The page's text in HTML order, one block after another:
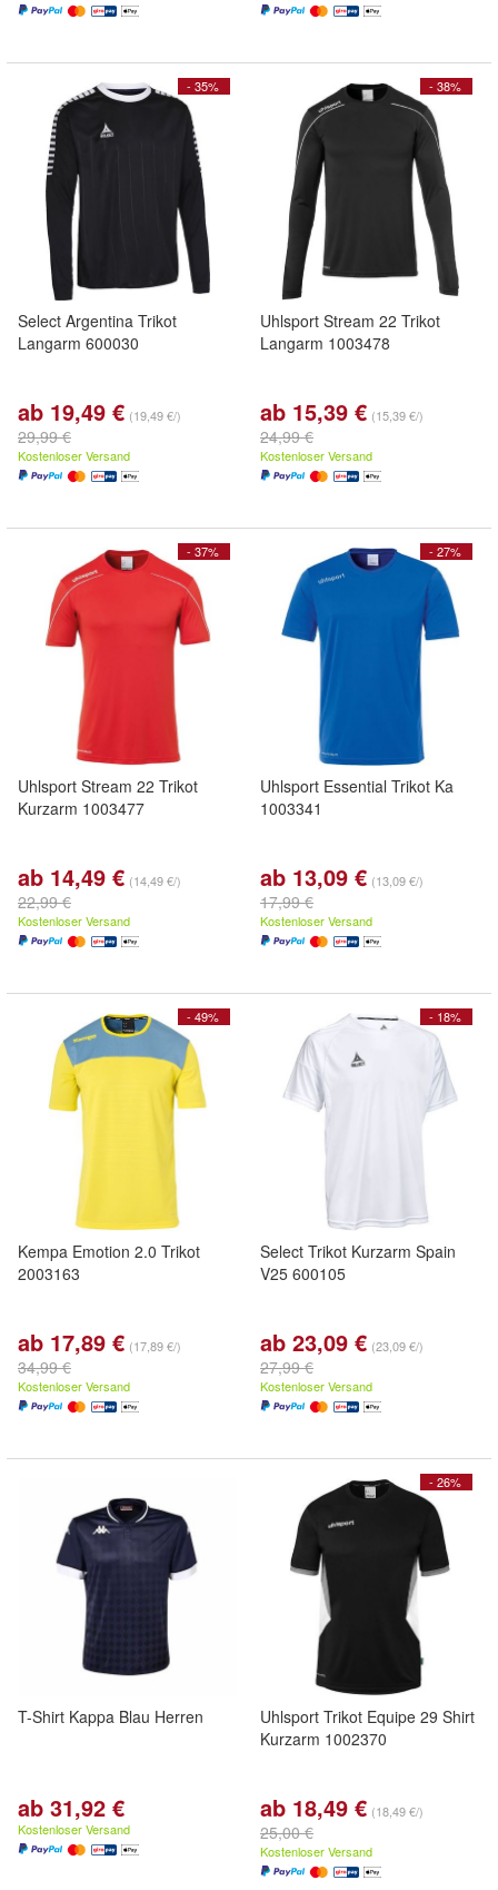
- 35%
Select Argentina Trikot
Langarm 600030
ab 19,49 € (19,49 €/)
29,99 €
Kostenloser Versand
- 38%
Uhlsport Stream 22 Trikot
Langarm 1003478
ab 15,39 € (15,39 €/)
24,99 €
Kostenloser Versand
- 37%
Uhlsport Stream 22 Trikot
Kurzarm 1003477
ab 14,49 € (14,49 €/)
22,99 €
Kostenloser Versand
- 27%
Uhlsport Essential Trikot Ka
1003341
ab 13,09 € (13,09 €/)
17,99 €
Kostenloser Versand
- 49%
Kempa Emotion 2.0 Trikot
2003163
ab 17,89 € (17,89 €/)
34,99 €
Kostenloser Versand
- 18%
Select Trikot Kurzarm Spain
V25 600105
ab 23,09 € (23,09 €/)
27,99 €
Kostenloser Versand
T-Shirt Kappa Blau Herren
ab 31,92 €
Kostenloser Versand
- 26%
Uhlsport Trikot Equipe 29 Shirt
Kurzarm 1002370
ab 18,49 € (18,49 €/)
25,00 €
Kostenloser Versand